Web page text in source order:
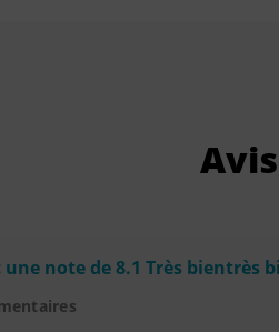
Avis
une note de 8.1 Très bientrès